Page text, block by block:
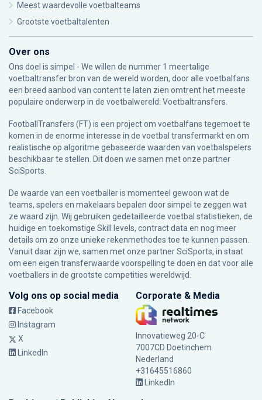
Meest waardevolle voetbalteams
Grootste voetbaltalenten
Over ons
Ons doel is simpel - We willen de nummer 1 meertalige
voetbaltransfer bron van de wereld worden, door alle voetbalfans
een breed aanbod van content te laten zien omtrent het meeste
populaire onderwerp in de voetbalwereld: Voetbaltransfers.
FootballTransfers (FT) is een project om voetbalfans tegemoet te
komen in de enorme interesse in de voetbal transfermarkt en om
realistische op algoritme gebaseerde waarden van voetbalspelers
beschikbaar te stellen. Dit doen we samen met onze partner
SciSports
De waarde van een voetballer is momenteel gewoon wat de
teams, spelers en makelaars bepalen door simpel te zeggen wat
ze waard zijn. Wij gebruiken gedetailleerde voetbal statistieken, de
huidige en toekomstige Skill levels, contract data en nog meer
details om zo onze unieke rekenmethodes toe te kunnen passen.
Vanuit daar zijn we, samen met onze partner SciSports, in staat
om een eigen transferwaarde voorspelling te doen en dat voor alle
voetballers in de grootste competities wereldwijd.
Volg ons op social media
Facebook
Instagram
X
LinkedIn
Corporate & Media
Innovatieweg 20-C
7007CD Doetinchem
Nederland
+31645516860
LinkedIn